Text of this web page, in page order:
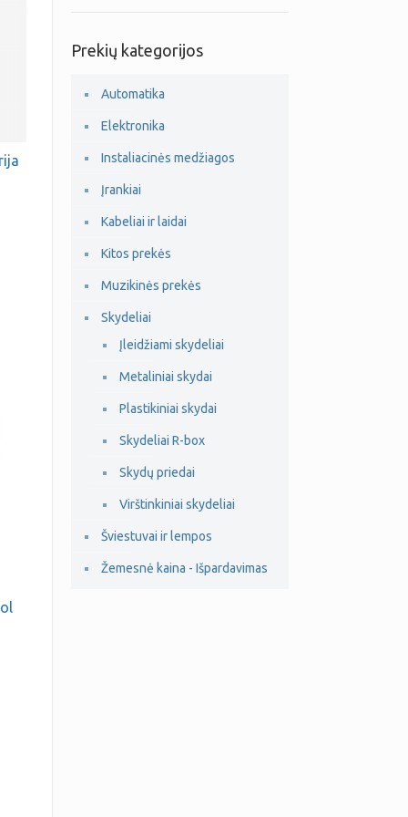
Prekių kategorijos
Automatika
Elektronika
Instaliacinės medžiagos
Įrankiai
Kabeliai ir laidai
Kitos prekės
Muzikinės prekės
Skydeliai
Įleidžiami skydeliai
Metaliniai skydai
Plastikiniai skydai
Skydeliai R-box
Skydų priedai
Virštinkiniai skydeliai
Šviestuvai ir lempos
Žemesnė kaina - Išpardavimas